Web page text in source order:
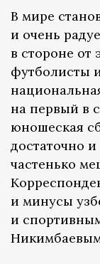
В мире
и очень
в стороне от
футболисты
на первый в
юношеская
достаточно
частенько
и минусы
и